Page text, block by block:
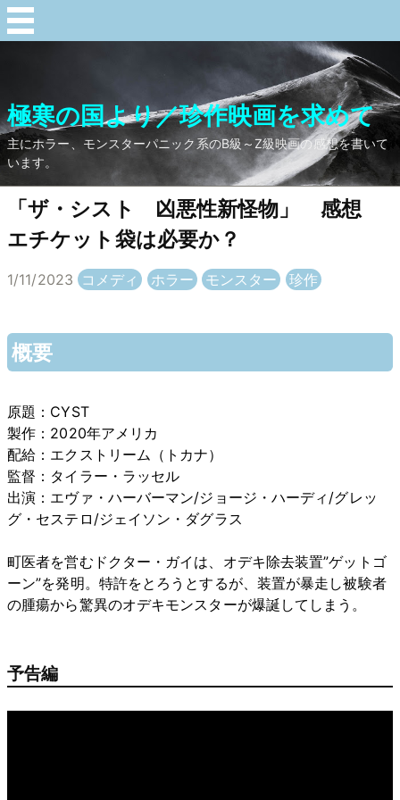
極寒の国より／珍作映画を求めて
主にホラー、モンスターパニック系のB級～Z級映画の感想を書いて
います。
「ザ・シスト 凶悪性新怪物」 感想
エチケット袋は必要か？
1/11/2023 コメディ ホラー モンスター 珍作
概要
原題：CYST
製作：2020年アメリカ
配給：エクストリーム（トカナ）
監督：タイラー・ラッセル
出演：エヴァ・ハーバーマン/ジョージ・ハーディ/グレッ
グ・セステロ/ジェイソン・ダグラス
町医者を営むドクター・ガイは、オデキ除去装置”ゲットゴ
ーン”を発明。特許をとろうとするが、装置が暴走し被験者
の腫瘍から驚異のオデキモンスターが爆誕してしまう。
予告編